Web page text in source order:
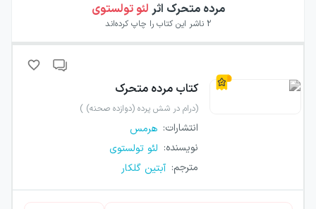
مرده متحرک اثر لئو تولستوی
2 ناشر این کتاب را چاپ کرده‌اند
کتاب مرده متحرک
(درام در شش پرده (دوازده صحنه) )
انتشارات: هرمس
نویسنده: لئو تولستوی
مترجم: آبتین گلکار